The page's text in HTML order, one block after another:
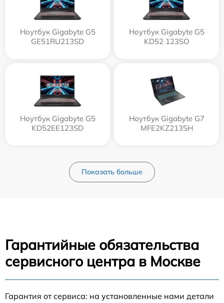
Ноутбук Gigabyte G5
GE51RU213SD
Ноутбук Gigabyte G5
KD52 123SO
Ноутбук Gigabyte G5
KD52EE123SD
Ноутбук Gigabyte G7
MFE2KZ213SH
Показать больше
Гарантийные обязательства
сервисного центра в Москве
Гарантия от сервиса: на установленные нами детали